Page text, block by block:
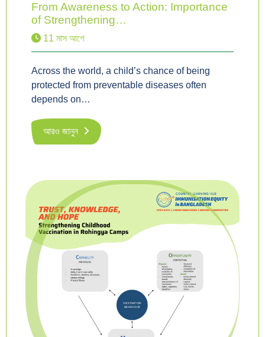
From Awareness to Action: Importance
of Strengthening…
11 মাস আগে
Across the world, a child’s chance of being
protected from preventable diseases often
depends on…
আরও জানুন